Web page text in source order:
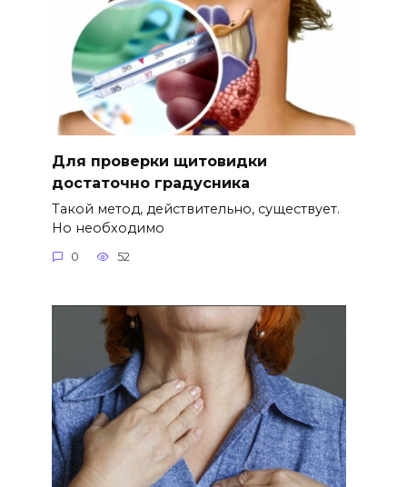
Для проверки щитовидки
достаточно градусника
Такой метод, действительно, существует.
Но необходимо
0 52